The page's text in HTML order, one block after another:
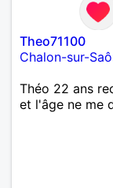
Theo71100
Chalon-sur-
Théo 22 ans
et l'âge ne me